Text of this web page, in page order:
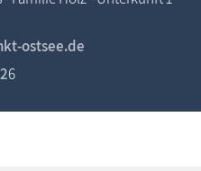
ostsee.de
6